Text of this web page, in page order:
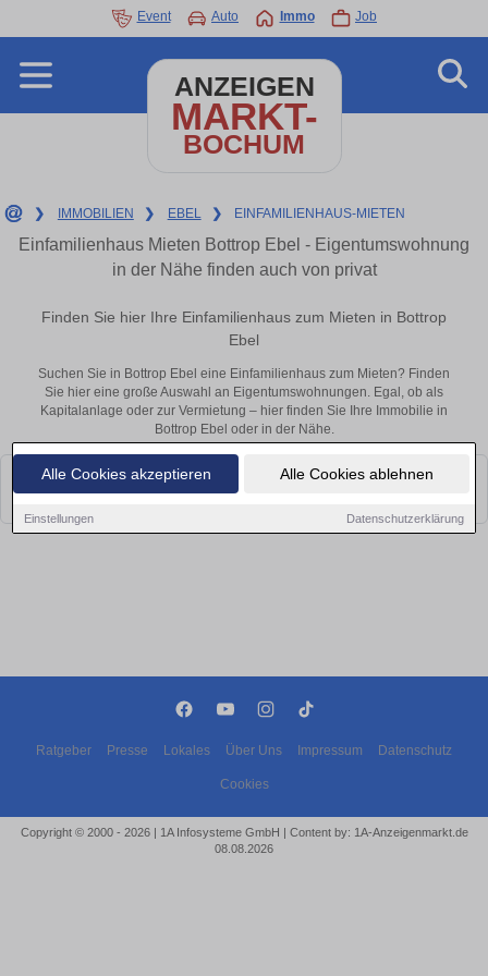
Alle Cookies akzeptieren Alle Cookies ablehnen
Einstellungen Datenschutzerklärung
Event Auto Immo Job
ANZEIGEN
MARKT-
BOCHUM
❯ IMMOBILIEN ❯ EBEL ❯ EINFAMILIENHAUS-MIETEN
Einfamilienhaus Mieten Bottrop Ebel - Eigentumswohnung
in der Nähe finden auch von privat
Finden Sie hier Ihre Einfamilienhaus zum Mieten in Bottrop
Ebel
Suchen Sie in Bottrop Ebel eine Einfamilienhaus zum Mieten? Finden
Sie hier eine große Auswahl an Eigentumswohnungen. Egal, ob als
Kapitalanlage oder zur Vermietung – hier finden Sie Ihre Immobilie in
Bottrop Ebel oder in der Nähe.
Leider konnten wir derzeit keine passenden Objekte finden. Schauen Sie
bald wieder vorbei!
Ratgeber Presse Lokales Über Uns Impressum Datenschutz
Cookies
Copyright © 2000 - 2026 | 1A Infosysteme GmbH | Content by: 1A-Anzeigenmarkt.de
08.08.2026